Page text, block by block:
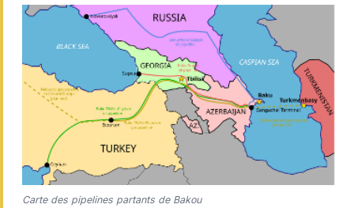
Carte des pipelines partants de Bakou